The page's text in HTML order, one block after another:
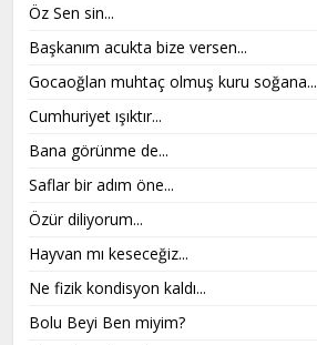
Öz Sen sin...
Başkanım acukta bize versen...
Gocaoğlan muhtaç olmuş kuru soğana...
Cumhuriyet ışıktır...
Bana görünme de...
Saflar bir adım öne...
Özür diliyorum...
Hayvan mı keseceğiz...
Ne fizik kondisyon kaldı...
Bolu Beyi Ben miyim?